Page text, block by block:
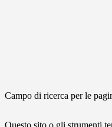
Campo di ricerca per le